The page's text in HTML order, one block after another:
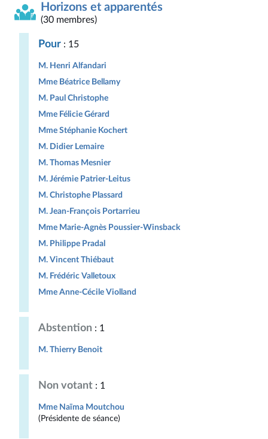
Horizons et apparentés
(30 membres)
Pour : 15
M. Henri Alfandari
Mme Béatrice Bellamy
M. Paul Christophe
Mme Félicie Gérard
Mme Stéphanie Kochert
M. Didier Lemaire
M. Thomas Mesnier
M. Jérémie Patrier-Leitus
M. Christophe Plassard
M. Jean-François Portarrieu
Mme Marie-Agnès Poussier-Winsback
M. Philippe Pradal
M. Vincent Thiébaut
M. Frédéric Valletoux
Mme Anne-Cécile Violland
Abstention : 1
M. Thierry Benoit
Non votant : 1
Mme Naïma Moutchou
(Présidente de séance)